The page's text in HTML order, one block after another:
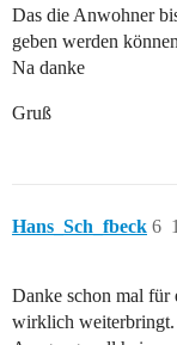
Das die Anwohner
geben werden
Na danke
Gruß
Hans_Sch_fbeck 6
Danke schon mal für
wirklich weiterbringt.